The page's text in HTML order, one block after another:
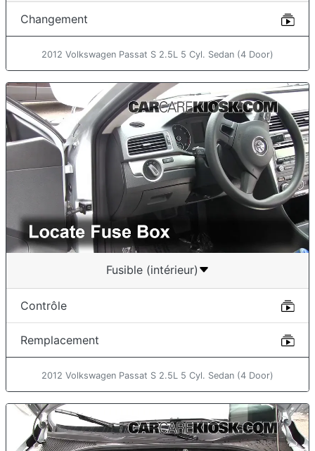
Changement
2012 Volkswagen Passat S 2.5L 5 Cyl. Sedan (4 Door)
Fusible (intérieur)
Contrôle
Remplacement
2012 Volkswagen Passat S 2.5L 5 Cyl. Sedan (4 Door)